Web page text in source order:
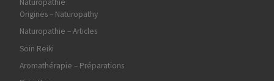
Origines – Naturopathy
Naturopathie – Articles
Soin Reiki
Aromathérapie – Préparations